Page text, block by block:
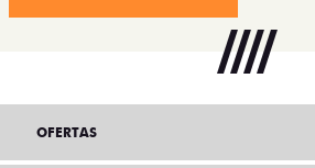
OFERTAS